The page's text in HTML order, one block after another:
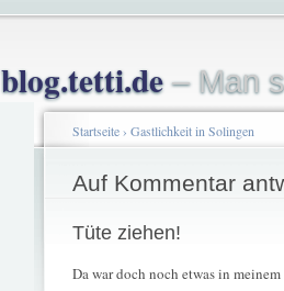
blog.tetti.de– Man
Startseite› Gastlichkeit in Solingen
Auf Kommentar
Tüte ziehen!
Da war doch noch etwas in